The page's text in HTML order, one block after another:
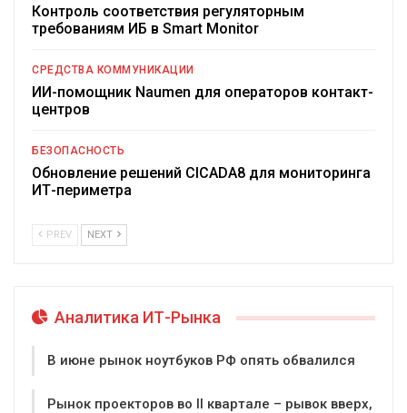
Контроль соответствия регуляторным
требованиям ИБ в Smart Monitor
СРЕДСТВА КОММУНИКАЦИИ
ИИ-помощник Naumen для операторов контакт-
центров
БЕЗОПАСНОСТЬ
Обновление решений CICADA8 для мониторинга
ИТ-периметра
PREV NEXT
Аналитика ИТ-Рынка
В июне рынок ноутбуков РФ опять обвалился
Рынок проекторов во II квартале – рывок вверх,